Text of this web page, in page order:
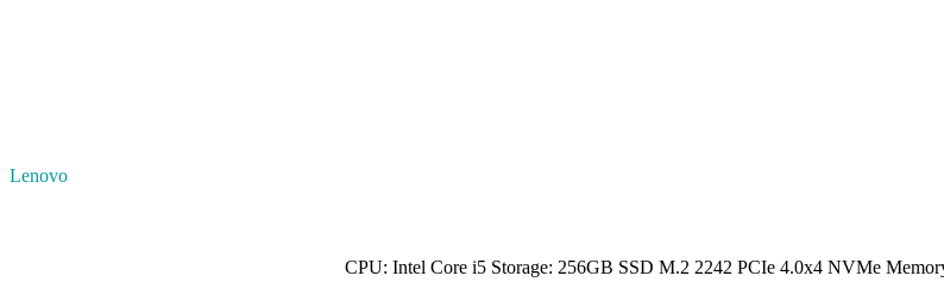
Lenovo
CPU: Intel Core i5 Storage: 256GB SSD M.2 2242 PCIe 4.0x4 NVMe